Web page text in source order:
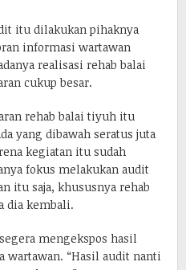
itu dilakukan pihaknya
informasi wartawan
realisasi rehab balai
cukup besar.
rehab balai tiyuh itu
yang dibawah seratus juta
kegiatan itu sudah
fokus melakukan audit
itu saja, khususnya rehab
dia kembali.
mengekspos hasil
wartawan. “Hasil audit nanti